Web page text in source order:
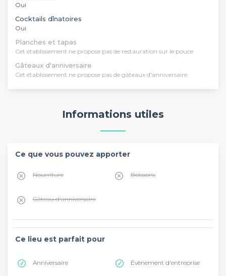
Oui
Cocktails dînatoires
Oui
Planches et tapas
Cet établissement ne propose pas de restauration sur le pouce
Gâteaux d'anniversaire
Cet établissement ne propose pas de gâteaux d'anniversaire
Informations utiles
Ce que vous pouvez apporter
Nourriture Boissons
Gâteau d'anniversaire
Ce lieu est parfait pour
Anniversaire Évènement d'entreprise